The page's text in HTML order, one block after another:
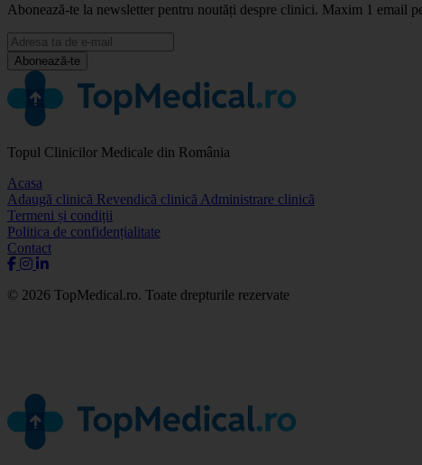
Abonează-te la newsletter pentru noutăți despre clinici. Maxim 1 email
Abonează-te
Topul Clinicilor Medicale din România
Acasa
Adaugă clinică Revendică clinică Administrare clinică
Termeni și condiții
Politica de confidențialitate
Contact
© 2026 TopMedical.ro. Toate drepturile rezervate